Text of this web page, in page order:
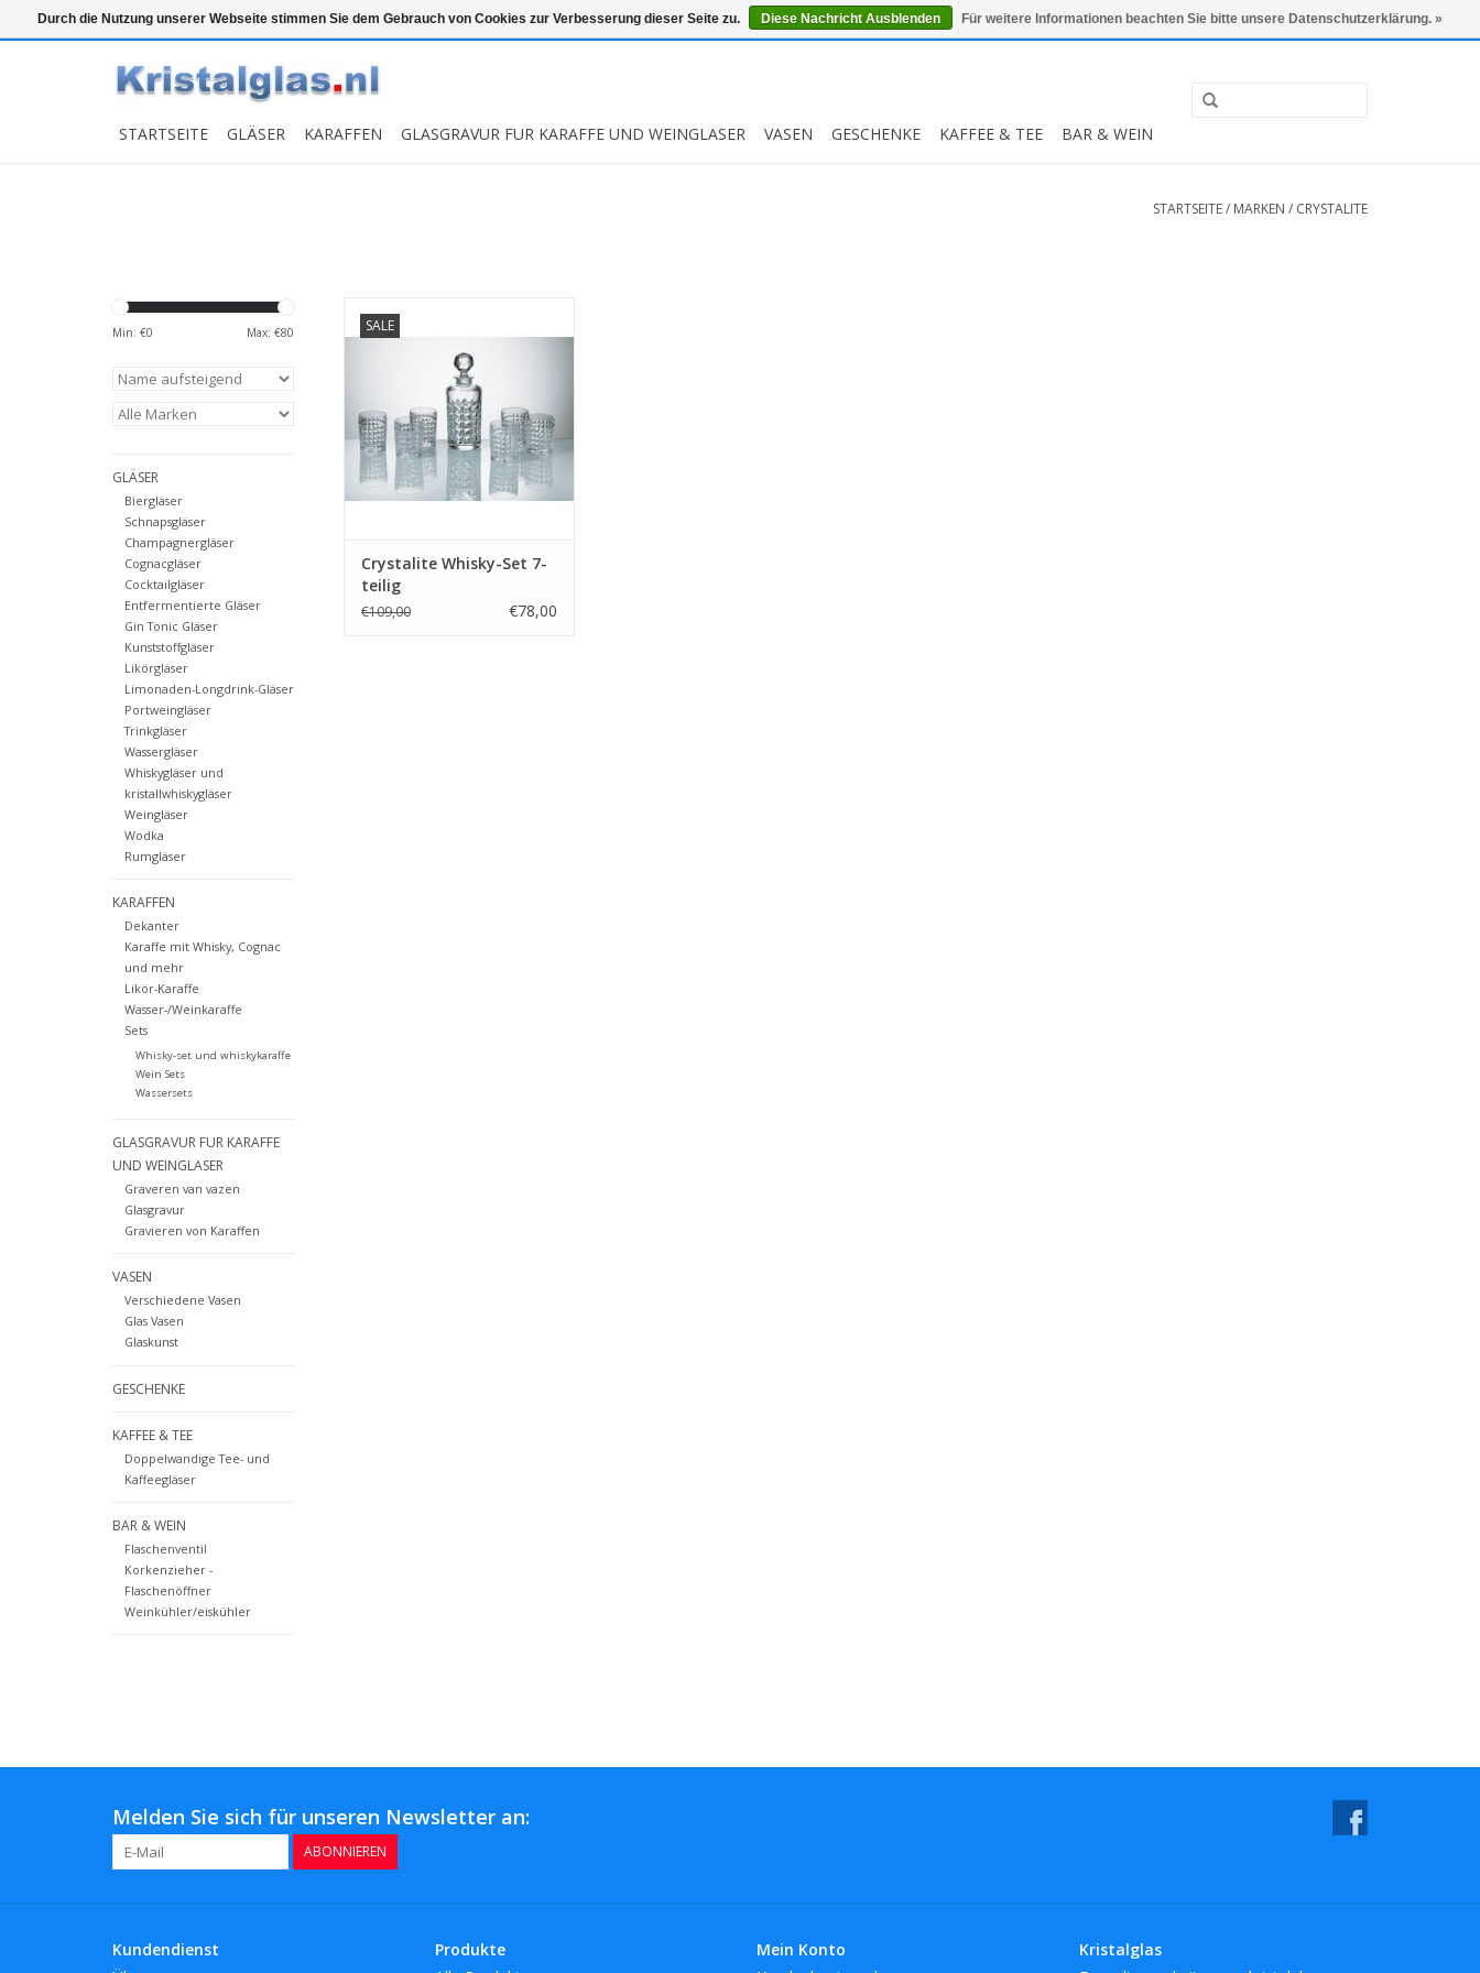
Top klasse Snelle levering Graveren 0 Artikel - €0,00 Mein Konto / Kundenkonto anlegen
STARTSEITE GLÄSER KARAFFEN GLASGRAVUR FUR KARAFFE UND WEINGLASER VASEN GESCHENKE KAFFEE & TEE BAR & WEIN
STARTSEITE/ MARKEN / CRYSTALITE
Min: €0 Max: €80
GLÄSER
Biergläser
Schnapsgläser
Champagnergläser
Cognacgläser
Cocktailgläser
Entfermentierte Gläser
Gin Tonic Gläser
Kunststoffgläser
Likörgläser
Limonaden-Longdrink-Gläser
Portweingläser
Trinkgläser
Wassergläser
Whiskygläser und
kristallwhiskygläser
Weingläser
Wodka
Rumgläser
KARAFFEN
Dekanter
Karaffe mit Whisky, Cognac
und mehr
Likör-Karaffe
Wasser-/Weinkaraffe
Sets
Whisky-set und whiskykaraffe
Wein Sets
Wassersets
GLASGRAVUR FUR KARAFFE
UND WEINGLASER
Graveren van vazen
Glasgravur
Gravieren von Karaffen
VASEN
Verschiedene Vasen
Glas Vasen
Glaskunst
GESCHENKE
KAFFEE & TEE
Doppelwandige Tee- und
Kaffeegläser
BAR & WEIN
Flaschenventil
Korkenzieher -
Flaschenöffner
Weinkühler/eiskühler
SALEbestehend aus 1 Whisky-
Dekanter Diamand mit einem
Fassungsvermögen von 700ml
und 6 Whiskygläsern mit einem
Fassungsvermögen von 230ml.
MEHR INFO
Crystalite Whisky-Set 7-
teilig
€109,00 €78,00
Melden Sie sich für unseren Newsletter an:
ABONNIEREN
Kundendienst
Produkte
Mein Konto
Kristalglas
Durch die Nutzung unserer Webseite stimmen Sie dem Gebrauch von Cookies zur Verbesserung dieser Seite zu. Diese Nachricht Ausblenden Für weitere Informationen beachten Sie bitte unsere Datenschutzerklärung. »